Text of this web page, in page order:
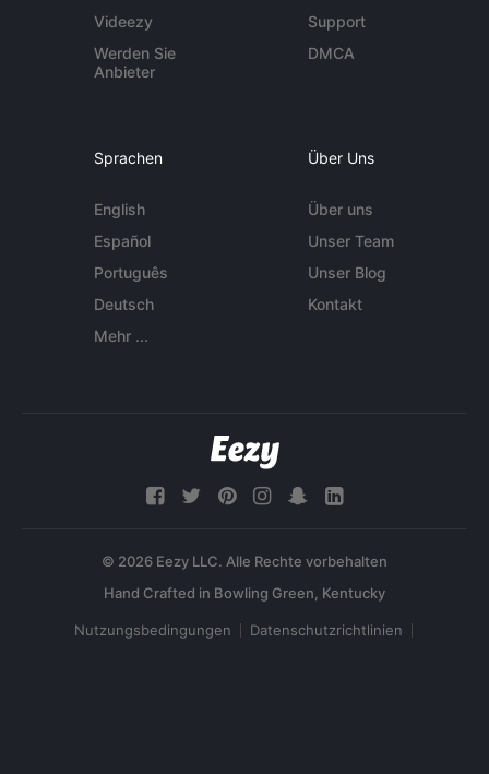
Videezy
Werden Sie
Anbieter
Support
DMCA
Sprachen
English
Español
Português
Deutsch
Mehr ...
Über Uns
Über uns
Unser Team
Unser Blog
Kontakt
© 2026 Eezy LLC. Alle Rechte vorbehalten
Nutzungsbedingungen Datenschutzrichtlinien